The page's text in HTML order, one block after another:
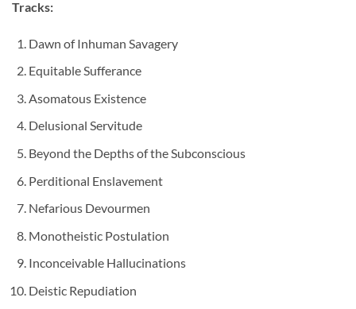
Tracks:
Dawn of Inhuman Savagery
Equitable Sufferance
Asomatous Existence
Delusional Servitude
Beyond the Depths of the Subconscious
Perditional Enslavement
Nefarious Devourmen
Monotheistic Postulation
Inconceivable Hallucinations
Deistic Repudiation